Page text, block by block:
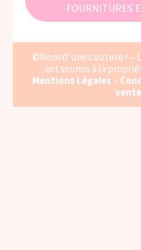
FOURNITURES
©Nom d'une couture ! –
est soumis à la
Mentions Légales–